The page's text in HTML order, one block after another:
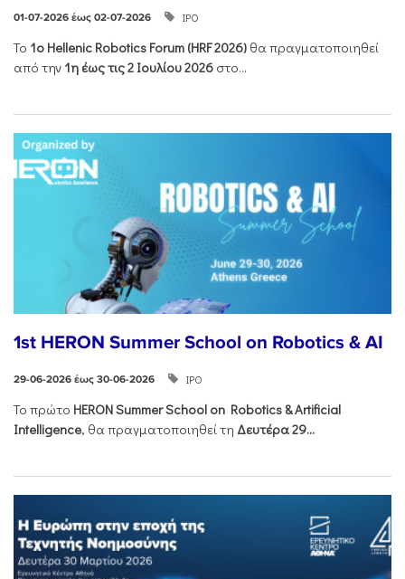
01-07-2026 έως 02-07-2026 ΙΡΟ
Το 1ο Hellenic Robotics Forum (HRF2026) θα πραγματοποιηθεί
από την 1η έως τις 2 Ιουλίου 2026 στο...
1st HERON Summer School on Robotics & AI
29-06-2026 έως 30-06-2026 ΙΡΟ
Το πρώτο HERONSummerSchool on Robotics &Artificial
Intelligence, θα πραγματοποιηθεί τη Δευτέρα 29...